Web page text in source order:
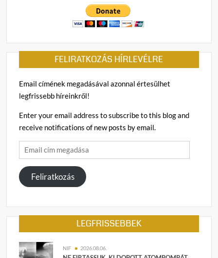
FELIRATKOZÁS HÍRLEVÉLRE
Email címének megadásával azonnal értesülhet
legfrissebb híreinkről!
Enter your email address to subscribe to this blog and
receive notifications of new posts by email.
Email
cím
megadása
Feliratkozás
LEGFRISSEBBEK
NIF 2026.08.06.